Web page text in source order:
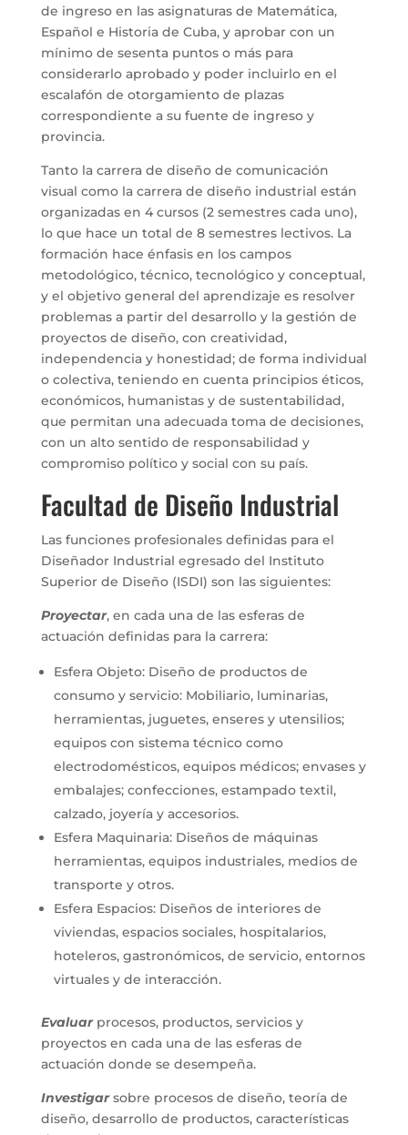
de ingreso en las asignaturas de Matemática,
Español e Historia de Cuba, y aprobar con un
mínimo de sesenta puntos o más para
considerarlo aprobado y poder incluirlo en el
escalafón de otorgamiento de plazas
correspondiente a su fuente de ingreso y
provincia.
Tanto la carrera de diseño de comunicación
visual como la carrera de diseño industrial están
organizadas en 4 cursos (2 semestres cada uno),
lo que hace un total de 8 semestres lectivos. La
formación hace énfasis en los campos
metodológico, técnico, tecnológico y conceptual,
y el objetivo general del aprendizaje es resolver
problemas a partir del desarrollo y la gestión de
proyectos de diseño, con creatividad,
independencia y honestidad; de forma individual
o colectiva, teniendo en cuenta principios éticos,
económicos, humanistas y de sustentabilidad,
que permitan una adecuada toma de decisiones,
con un alto sentido de responsabilidad y
compromiso político y social con su país.
Facultad de Diseño Industrial
Las funciones profesionales definidas para el
Diseñador Industrial egresado del Instituto
Superior de Diseño (ISDI) son las siguientes:
Proyectar, en cada una de las esferas de
actuación definidas para la carrera:
Esfera Objeto: Diseño de productos de
consumo y servicio: Mobiliario, luminarias,
herramientas, juguetes, enseres y utensilios;
equipos con sistema técnico como
electrodomésticos, equipos médicos; envases y
embalajes; confecciones, estampado textil,
calzado, joyería y accesorios.
Esfera Maquinaria: Diseños de máquinas
herramientas, equipos industriales, medios de
transporte y otros.
Esfera Espacios: Diseños de interiores de
viviendas, espacios sociales, hospitalarios,
hoteleros, gastronómicos, de servicio, entornos
virtuales y de interacción.
Evaluar procesos, productos, servicios y
proyectos en cada una de las esferas de
actuación donde se desempeña.
Investigarsobre procesos de diseño, teoría de
diseño, desarrollo de productos, características